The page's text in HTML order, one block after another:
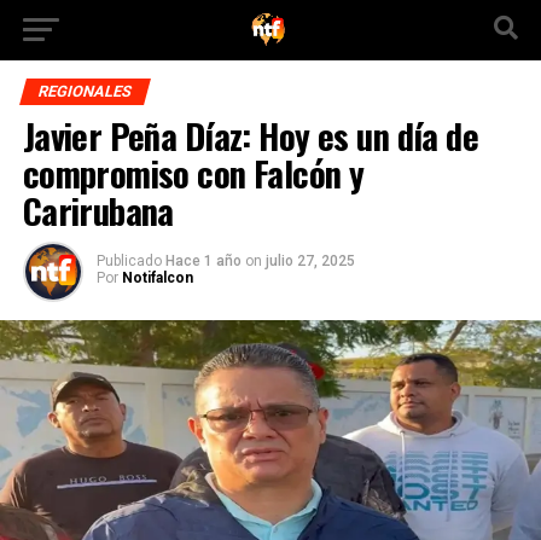
REGIONALES
Javier Peña Díaz: Hoy es un día de
compromiso con Falcón y
Carirubana
Publicado Hace 1 año on julio 27, 2025
Por Notifalcon